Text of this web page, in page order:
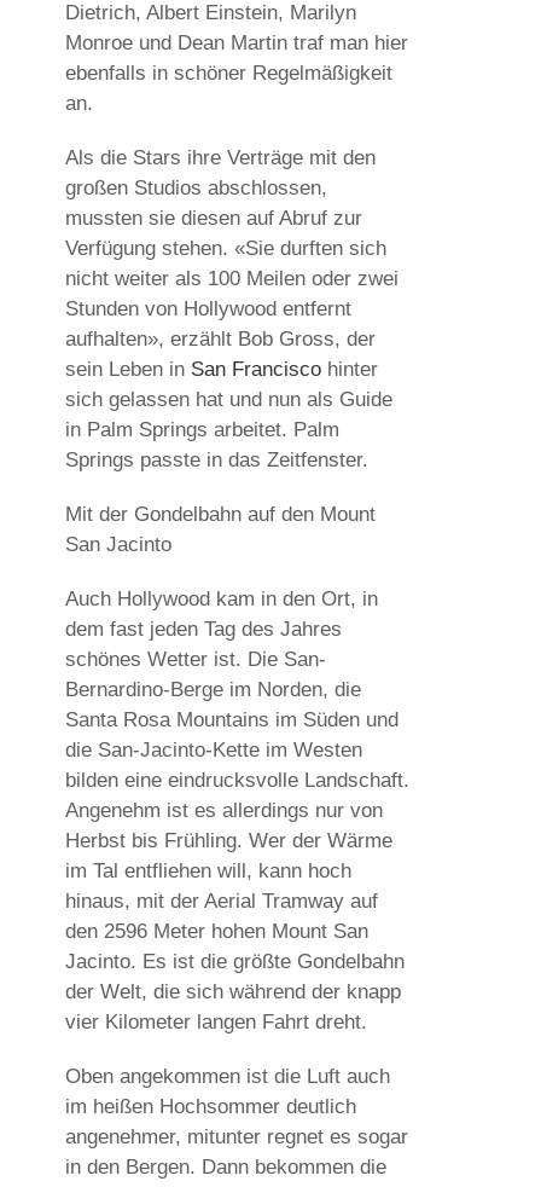
Dietrich, Albert Einstein, Marilyn
Monroe und Dean Martin traf man hier
ebenfalls in schöner Regelmäßigkeit
an.
Als die Stars ihre Verträge mit den
großen Studios abschlossen,
mussten sie diesen auf Abruf zur
Verfügung stehen. «Sie durften sich
nicht weiter als 100 Meilen oder zwei
Stunden von Hollywood entfernt
aufhalten», erzählt Bob Gross, der
sein Leben in San Francisco hinter
sich gelassen hat und nun als Guide
in Palm Springs arbeitet. Palm
Springs passte in das Zeitfenster.
Mit der Gondelbahn auf den Mount
San Jacinto
Auch Hollywood kam in den Ort, in
dem fast jeden Tag des Jahres
schönes Wetter ist. Die San-
Bernardino-Berge im Norden, die
Santa Rosa Mountains im Süden und
die San-Jacinto-Kette im Westen
bilden eine eindrucksvolle Landschaft.
Angenehm ist es allerdings nur von
Herbst bis Frühling. Wer der Wärme
im Tal entfliehen will, kann hoch
hinaus, mit der Aerial Tramway auf
den 2596 Meter hohen Mount San
Jacinto. Es ist die größte Gondelbahn
der Welt, die sich während der knapp
vier Kilometer langen Fahrt dreht.
Oben angekommen ist die Luft auch
im heißen Hochsommer deutlich
angenehmer, mitunter regnet es sogar
in den Bergen. Dann bekommen die